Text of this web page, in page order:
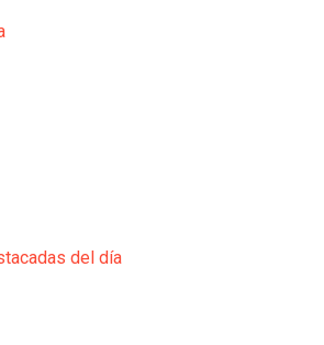
del día